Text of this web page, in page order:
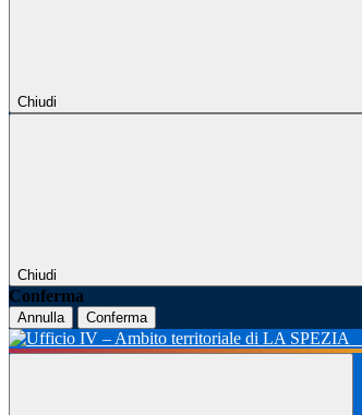
Chiudi
Chiudi
Conferma
Annulla Conferma